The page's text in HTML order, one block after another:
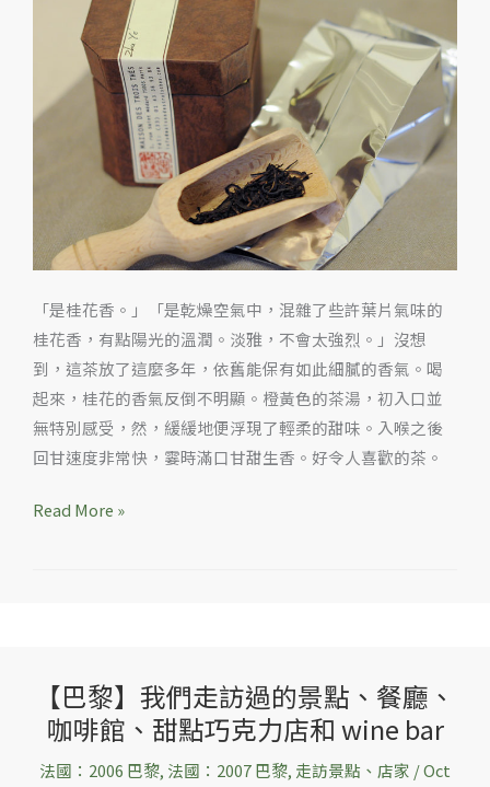
「是桂花香。」「是乾燥空氣中，混雜了些許葉片氣味的
桂花香，有點陽光的溫潤。淡雅，不會太強烈。」沒想
到，這茶放了這麼多年，依舊能保有如此細膩的香氣。喝
起來，桂花的香氣反倒不明顯。橙黃色的茶湯，初入口並
無特別感受，然，緩緩地便浮現了輕柔的甜味。入喉之後
回甘速度非常快，霎時滿口甘甜生香。好令人喜歡的茶。
坊
一
包
「竹
葉」
Read More »
【巴黎】我們走訪過的景點、餐廳、
咖啡館、甜點巧克力店和 wine bar
法國：2006 巴黎, 法國：2007 巴黎, 走訪景點、店家 /Oct
【巴
黎】